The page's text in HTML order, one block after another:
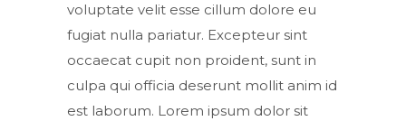
voluptate velit esse cillum dolore eu
fugiat nulla pariatur. Excepteur sint
occaecat cupit non proident, sunt in
culpa qui officia deserunt mollit anim id
est laborum. Lorem ipsum dolor sit